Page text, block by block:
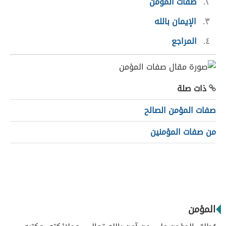
٣
الإيمان بالله
٤
المراجع
ذات صلة
صفات المؤمن الصالح
من صفات المؤمنين
المؤمن